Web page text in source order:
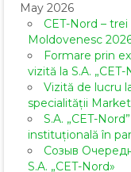
May 2026
CET-Nord –
Moldovenesc
Formare prin
vizită la S.A. „CET-
Vizită de lucru
specialității
S.A. „CET-
instituțională în
Созыв
S.A. „CET-Nord»